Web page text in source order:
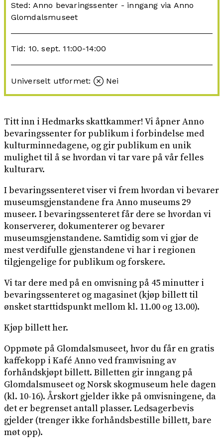
Sted: Anno bevaringssenter - inngang via Anno
Glomdalsmuseet
Tid: 10. sept. 11:00-14:00
Universelt utformet: Nei
Titt inn i Hedmarks skattkammer! Vi åpner Anno
bevaringssenter for publikum i forbindelse med
kulturminnedagene, og gir publikum en unik
mulighet til å se hvordan vi tar vare på vår felles
kulturarv.
I bevaringssenteret viser vi frem hvordan vi bevarer
museumsgjenstandene fra Anno museums 29
museer. I bevaringssenteret får dere se hvordan vi
konserverer, dokumenterer og bevarer
museumsgjenstandene. Samtidig som vi gjør de
mest verdifulle gjenstandene vi har i regionen
tilgjengelige for publikum og forskere.
Vi tar dere med på en omvisning på 45 minutter i
bevaringssenteret og magasinet (kjøp billett til
ønsket starttidspunkt mellom kl. 11.00 og 13.00).
Kjøp billett her.
Oppmøte på Glomdalsmuseet, hvor du får en gratis
kaffekopp i Kafé Anno ved framvisning av
forhåndskjøpt billett. Billetten gir inngang på
Glomdalsmuseet og Norsk skogmuseum hele dagen
(kl. 10-16). Årskort gjelder ikke på omvisningene, da
det er begrenset antall plasser. Ledsagerbevis
gjelder (trenger ikke forhåndsbestille billett, bare
møt opp).